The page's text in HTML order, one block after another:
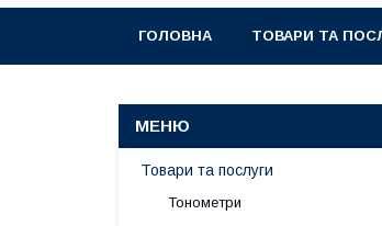
ГОЛОВНА ТОВАРИ ТА
Товари та послуги
Тонометри